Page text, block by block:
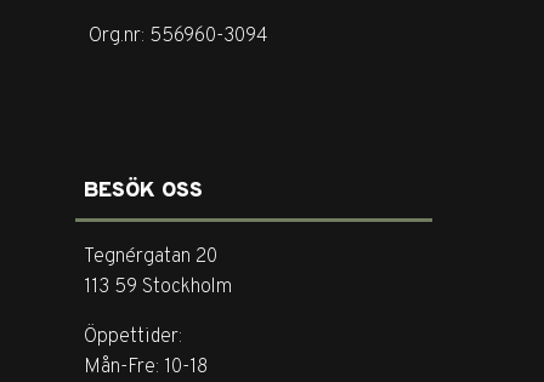
Org.nr: 556960-3094
BESÖK OSS
Tegnérgatan 20
113 59 Stockholm
Öppettider:
Mån-Fre: 10-18